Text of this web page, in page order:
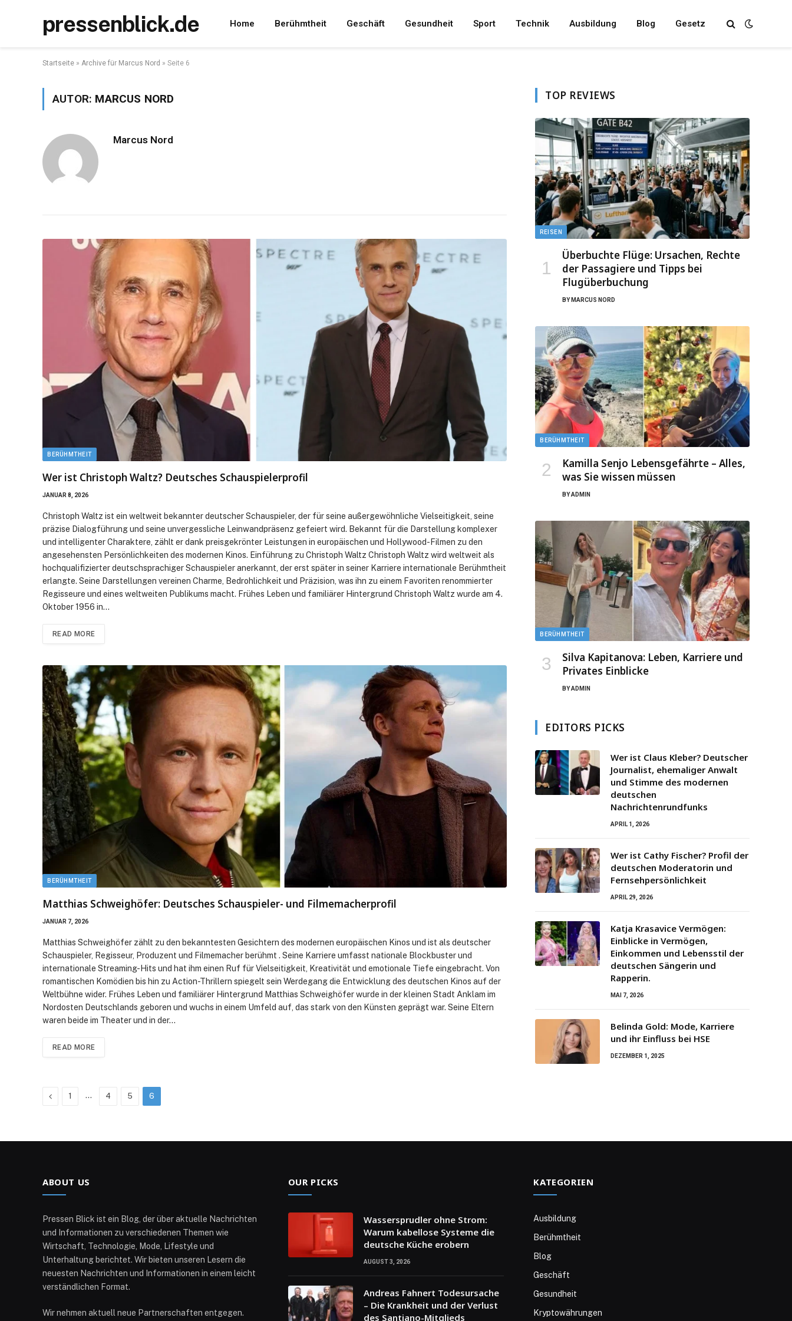
pressenblick.de Home Berühmtheit Geschäft Gesundheit Sport Technik Ausbildung Blog Gesetz
Startseite » Archive für Marcus Nord » Seite 6
AUTOR: MARCUS NORD
Marcus Nord
BERÜHMTHEIT
Wer ist Christoph Waltz? Deutsches Schauspielerprofil
JANUAR 8, 2026
Christoph Waltz ist ein weltweit bekannter deutscher Schauspieler, der für seine außergewöhnliche Vielseitigkeit, seine
präzise Dialogführung und seine unvergessliche Leinwandpräsenz gefeiert wird. Bekannt für die Darstellung komplexer
und intelligenter Charaktere, zählt er dank preisgekrönter Leistungen in europäischen und Hollywood-Filmen zu den
angesehensten Persönlichkeiten des modernen Kinos. Einführung zu Christoph Waltz Christoph Waltz wird weltweit als
hochqualifizierter deutschsprachiger Schauspieler anerkannt, der erst später in seiner Karriere internationale Berühmtheit
erlangte. Seine Darstellungen vereinen Charme, Bedrohlichkeit und Präzision, was ihn zu einem Favoriten renommierter
Regisseure und eines weltweiten Publikums macht. Frühes Leben und familiärer Hintergrund Christoph Waltz wurde am 4.
Oktober 1956 in…
READ MORE
BERÜHMTHEIT
Matthias Schweighöfer: Deutsches Schauspieler- und Filmemacherprofil
JANUAR 7, 2026
Matthias Schweighöfer zählt zu den bekanntesten Gesichtern des modernen europäischen Kinos und ist als deutscher
Schauspieler, Regisseur, Produzent und Filmemacher berühmt . Seine Karriere umfasst nationale Blockbuster und
internationale Streaming-Hits und hat ihm einen Ruf für Vielseitigkeit, Kreativität und emotionale Tiefe eingebracht. Von
romantischen Komödien bis hin zu Action-Thrillern spiegelt sein Werdegang die Entwicklung des deutschen Kinos auf der
Weltbühne wider. Frühes Leben und familiärer Hintergrund Matthias Schweighöfer wurde in der kleinen Stadt Anklam im
Nordosten Deutschlands geboren und wuchs in einem Umfeld auf, das stark von den Künsten geprägt war. Seine Eltern
waren beide im Theater und in der…
READ MORE
Previous
1 … 4 5 6
TOP REVIEWS
REISEN
Überbuchte Flüge: Ursachen, Rechte
der Passagiere und Tipps bei
Flugüberbuchung
BY MARCUS NORD
BERÜHMTHEIT
Kamilla Senjo Lebensgefährte – Alles,
was Sie wissen müssen
BYADMIN
BERÜHMTHEIT
Silva Kapitanova: Leben, Karriere und
Privates Einblicke
BYADMIN
EDITORS PICKS
Wer ist Claus Kleber? Deutscher
Journalist, ehemaliger Anwalt
und Stimme des modernen
deutschen
Nachrichtenrundfunks
APRIL 1, 2026
Wer ist Cathy Fischer? Profil der
deutschen Moderatorin und
Fernsehpersönlichkeit
APRIL 29, 2026
Katja Krasavice Vermögen:
Einblicke in Vermögen,
Einkommen und Lebensstil der
deutschen Sängerin und
Rapperin.
MAI 7, 2026
Belinda Gold: Mode, Karriere
und ihr Einfluss bei HSE
DEZEMBER 1, 2025
ABOUT US
Pressen Blick ist ein Blog, der über aktuelle Nachrichten
und Informationen zu verschiedenen Themen wie
Wirtschaft, Technologie, Mode, Lifestyle und
Unterhaltung berichtet. Wir bieten unseren Lesern die
neuesten Nachrichten und Informationen in einem leicht
verständlichen Format.
Wir nehmen aktuell neue Partnerschaften entgegen.
OUR PICKS
Wassersprudler ohne Strom:
Warum kabellose Systeme die
deutsche Küche erobern
AUGUST 3, 2026
Andreas Fahnert Todesursache
– Die Krankheit und der Verlust
des Santiano-Mitglieds
KATEGORIEN
Ausbildung
Berühmtheit
Blog
Geschäft
Gesundheit
Kryptowährungen